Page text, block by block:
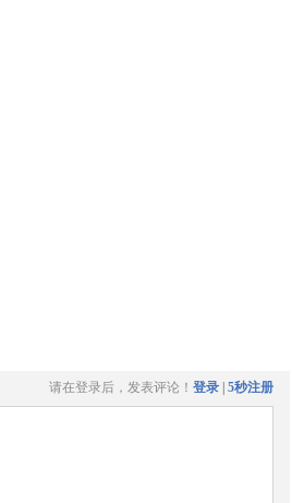
请在登录后，发表评论！ 登录 5秒注册